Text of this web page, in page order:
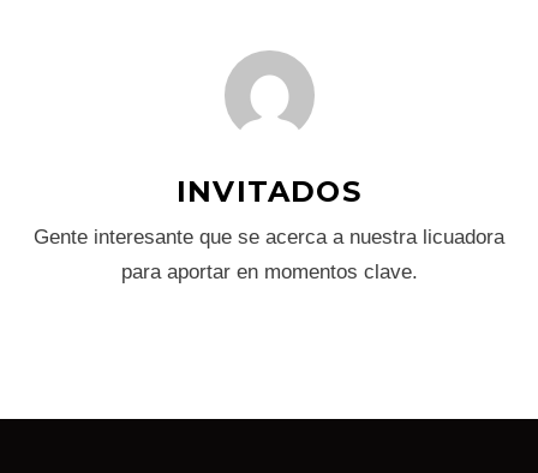
INVITADOS
Gente interesante que se acerca a nuestra licuadora
para aportar en momentos clave.